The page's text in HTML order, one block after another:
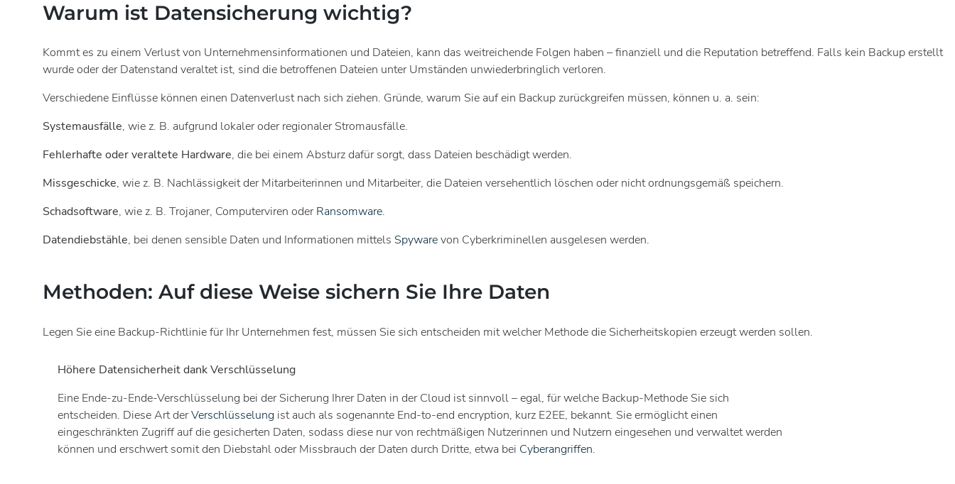
Warum ist Datensicherung wichtig?
Kommt es zu einem Verlust von Unternehmensinformationen und Dateien, kann das weitreichende Folgen haben – finanziell und die Reputation betreffend. Falls kein Backup erstellt
wurde oder der Datenstand veraltet ist, sind die betroffenen Dateien unter Umständen unwiederbringlich verloren.
Verschiedene Einflüsse können einen Datenverlust nach sich ziehen. Gründe, warum Sie auf ein Backup zurückgreifen müssen, können u. a. sein:
Systemausfälle, wie z. B. aufgrund lokaler oder regionaler Stromausfälle.
Fehlerhafte oder veraltete Hardware, die bei einem Absturz dafür sorgt, dass Dateien beschädigt werden.
Missgeschicke, wie z. B. Nachlässigkeit der Mitarbeiterinnen und Mitarbeiter, die Dateien versehentlich löschen oder nicht ordnungsgemäß speichern.
Schadsoftware, wie z. B. Trojaner, Computerviren oderRansomware.
Datendiebstähle, bei denen sensible Daten und Informationen mittels Spywarevon Cyberkriminellen ausgelesen werden.
Methoden: Auf diese Weise sichern Sie Ihre Daten
Legen Sie eine Backup-Richtlinie für Ihr Unternehmen fest, müssen Sie sich entscheiden mit welcher Methode die Sicherheitskopien erzeugt werden sollen.
Höhere Datensicherheit dank Verschlüsselung
Eine Ende-zu-Ende-Verschlüsselung bei der Sicherung Ihrer Daten in der Cloud ist sinnvoll – egal, für welche Backup-Methode Sie sich
entscheiden. Diese Art derVerschlüsselung ist auch als sogenannte End-to-end encryption, kurz E2EE, bekannt. Sie ermöglicht einen
eingeschränkten Zugriff auf die gesicherten Daten, sodass diese nur von rechtmäßigen Nutzerinnen und Nutzern eingesehen und verwaltet werden
können und erschwert somit den Diebstahl oder Missbrauch der Daten durch Dritte, etwa bei Cyberangriffen.